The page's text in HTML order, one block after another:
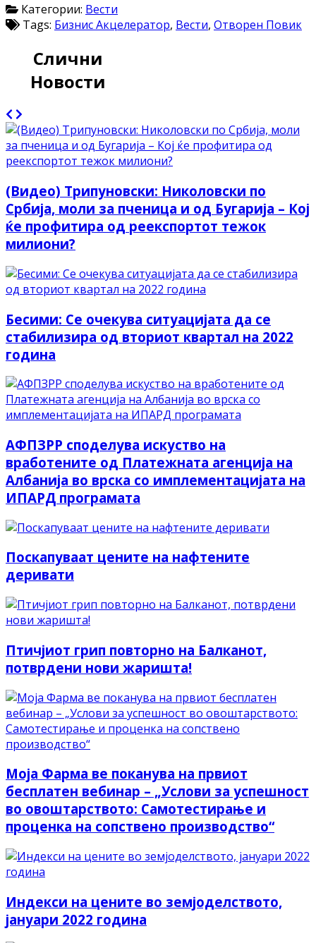
Категории: Вести
Tags: Бизнис Акцелератор, Вести, Отворен Повик
Слични
Новости
(Видео) Трипуновски: Николовски по
Србија, моли за пченица и од Бугарија – Кој
ќе профитира од реекспортот тежок
милиони?
Бесими: Се очекува ситуацијата да се
стабилизира од вториот квартал на 2022
година
АФПЗРР споделува искуство на
вработените од Платежната агенција на
Албанија во врска со имплементацијата на
ИПАРД програмата
Поскапуваат цените на нафтените
деривати
Птичјиот грип повторно на Балканот,
потврдени нови жаришта!
Моја Фарма ве поканува на првиот
бесплатен вебинар – „Услови за успешност
во овоштарството: Самотестирање и
проценка на сопствено производство“
Индекси на цените во земјоделството,
јануари 2022 година